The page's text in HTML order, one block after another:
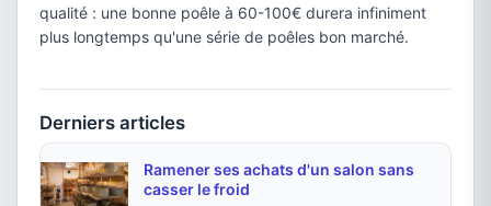
qualité : une bonne poêle à 60-100€ durera infiniment
plus longtemps qu'une série de poêles bon marché.
Derniers articles
Ramener ses achats d'un salon sans
casser le froid